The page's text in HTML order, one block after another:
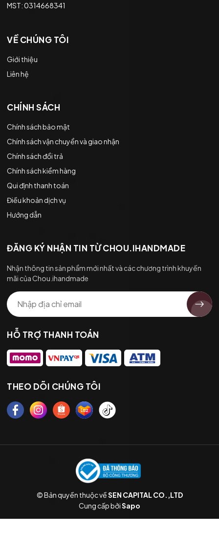
MST: 0314668341
VỀ CHÚNG TÔI
Giới thiệu
Liên hệ
CHÍNH SÁCH
Chính sách bảo mật
Chính sách vận chuyển và giao nhận
Chính sách đổi trả
Chính sách kiểm hàng
Qui định thanh toán
Điều khoản dịch vụ
Hướng dẫn
ĐĂNG KÝ NHẬN TIN TỪ CHOU.IHANDMADE
Nhận thông tin sản phẩm mới nhất và các chương trình khuyến
mãi của Chou.ihandmade
HỖ TRỢ THANH TOÁN
THEO DÕI CHÚNG TÔI
© Bản quyền thuộc vềSEN CAPITAL CO.,LTD
Cung cấp bởiSapo